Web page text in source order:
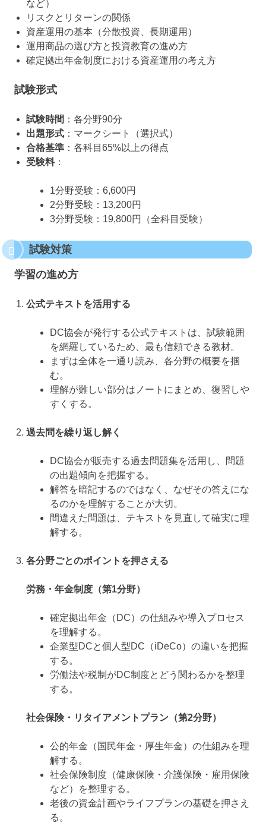
など）
リスクとリターンの関係
資産運用の基本（分散投資、長期運用）
運用商品の選び方と投資教育の進め方
確定拠出年金制度における資産運用の考え方
試験形式
試験時間 ：各分野90分
出題形式 ：マークシート（選択式）
合格基準 ：各科目65%以上の得点
受験料：
1分野受験：6,600円
2分野受験：13,200円
3分野受験：19,800円（全科目受験）
試験対策
学習の進め方
公式テキストを活用する
DC協会が発行する公式テキストは、試験範囲
を網羅しているため、最も信頼できる教材。
まずは全体を一通り読み、各分野の概要を掴
む。
理解が難しい部分はノートにまとめ、復習しや
すくする。
過去問を繰り返し解く
DC協会が販売する過去問題集を活用し、問題
の出題傾向を把握する。
解答を暗記するのではなく、なぜその答えにな
るのかを理解することが大切。
間違えた問題は、テキストを見直して確実に理
解する。
各分野ごとのポイントを押さえる
労務・年金制度（第1分野）
確定拠出年金（DC）の仕組みや導入プロセス
を理解する。
企業型DCと個人型DC（iDeCo）の違いを把握
する。
労働法や税制がDC制度とどう関わるかを整理
する。
社会保険・リタイアメントプラン（第2分野）
公的年金（国民年金・厚生年金）の仕組みを理
解する。
社会保険制度（健康保険・介護保険・雇用保険
など）を整理する。
老後の資金計画やライフプランの基礎を押さえ
る。